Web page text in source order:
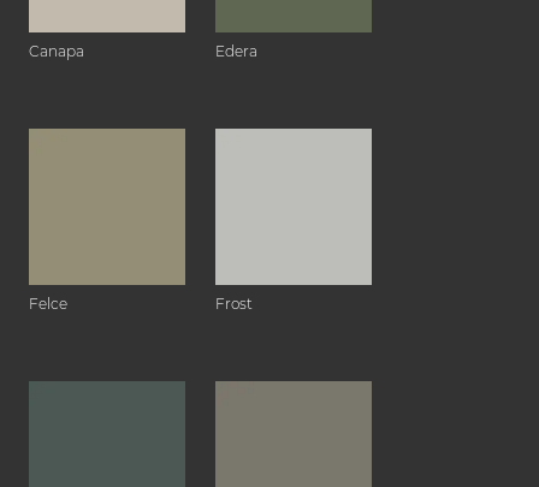
Canapa Edera
Felce Frost